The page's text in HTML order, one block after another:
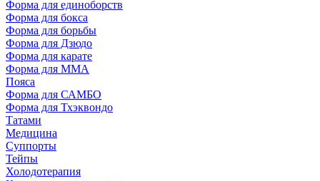
Форма для единоборств
Форма для бокса
Форма для борьбы
Форма для Дзюдо
Форма для карате
Форма для MMA
Пояса
Форма для САМБО
Форма для Тхэквондо
Татами
Медицина
Суппорты
Тейпы
Холодотерапия